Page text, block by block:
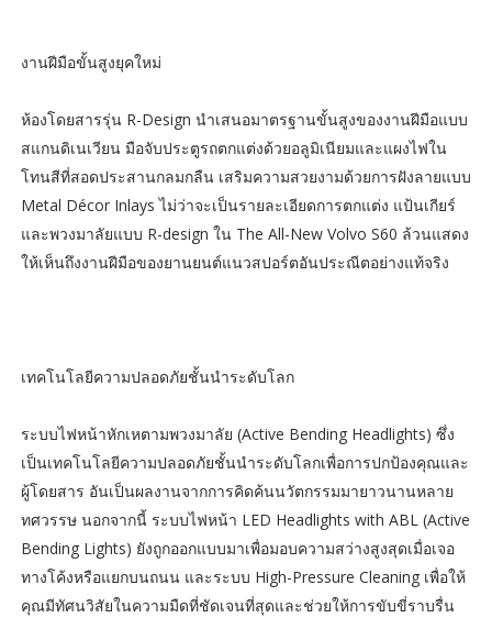
งานฝีมือขั้นสูงยุคใหม่
ห้องโดยสารรุ่น R-Design นำเสนอมาตรฐานขั้นสูงของงานฝีมือแบบ
สแกนดิเนเวียน มือจับประตูรถตกแต่งด้วยอลูมิเนียมและแผงไฟใน
โทนสีที่สอดประสานกลมกลืน เสริมความสวยงามด้วยการฝังลายแบบ
Metal Décor Inlays ไม่ว่าจะเป็นรายละเอียดการตกแต่ง แป้นเกียร์
และพวงมาลัยแบบ R-design ใน The All-New Volvo S60 ล้วนแสดง
ให้เห็นถึงงานฝีมือของยานยนต์แนวสปอร์ตอันประณีตอย่างแท้จริง
เทคโนโลยีความปลอดภัยชั้นนำระดับโลก
ระบบไฟหน้าหักเหตามพวงมาลัย (Active Bending Headlights) ซึ่ง
เป็นเทคโนโลยีความปลอดภัยชั้นนำระดับโลกเพื่อการปกป้องคุณและ
ผู้โดยสาร อันเป็นผลงานจากการคิดค้นนวัตกรรมมายาวนานหลาย
ทศวรรษ นอกจากนี้ ระบบไฟหน้า LED Headlights with ABL (Active
Bending Lights) ยังถูกออกแบบมาเพื่อมอบความสว่างสูงสุดเมื่อเจอ
ทางโค้งหรือแยกบนถนน และระบบ High-Pressure Cleaning เพื่อให้
คุณมีทัศนวิสัยในความมืดที่ชัดเจนที่สุดและช่วยให้การขับขี่ราบรื่น